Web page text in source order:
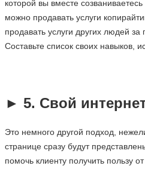
которой вы вместе
можно продавать услуги
продавать услуги других людей
Составьте список своих навыков,
► 5. Свой
Это немного другой подход,
странице сразу будут
помочь клиенту получить пользу